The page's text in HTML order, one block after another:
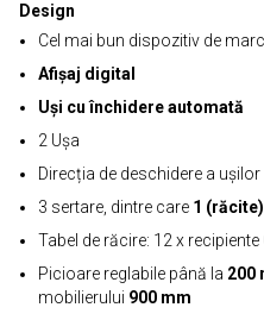
Design
Cel mai bun dispozitiv de
Afișaj digital
Uși cu închidere automată
2 Ușa
Direcția de deschidere a
3 sertare, dintre care 1 (răcite)
Tabel de răcire: 12 x recipiente
Picioare reglabile până la 200
mobilierului 900 mm